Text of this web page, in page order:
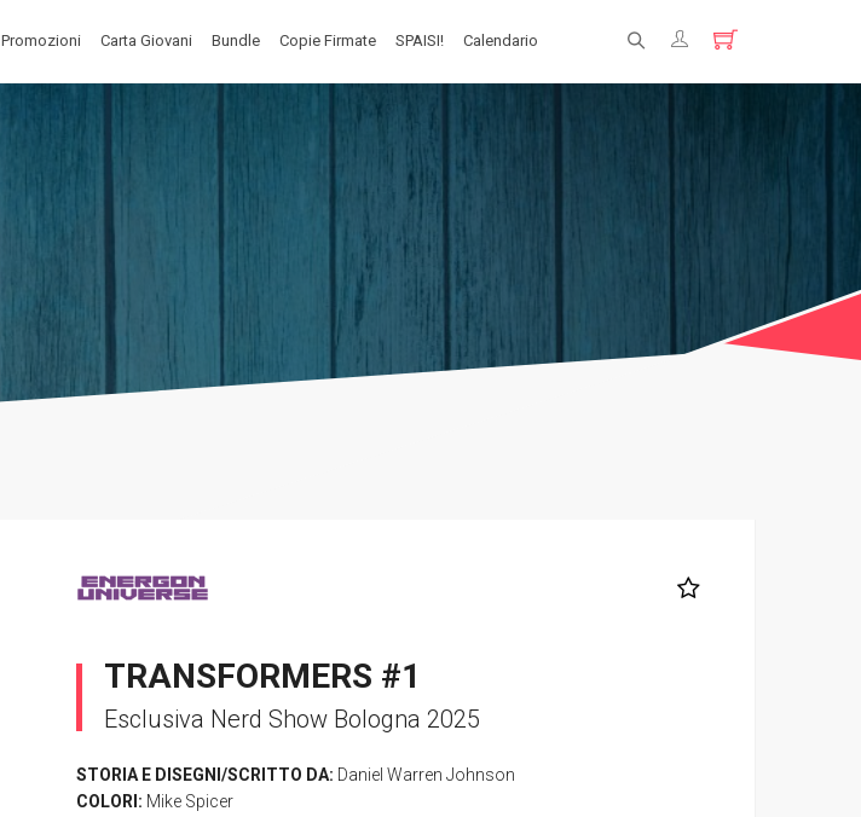
Promozioni Carta Giovani Bundle Copie Firmate SPAISI! Calendario
TRANSFORMERS #1
Esclusiva Nerd Show Bologna 2025
STORIA E DISEGNI/SCRITTO DA: Daniel Warren Johnson
COLORI: Mike Spicer